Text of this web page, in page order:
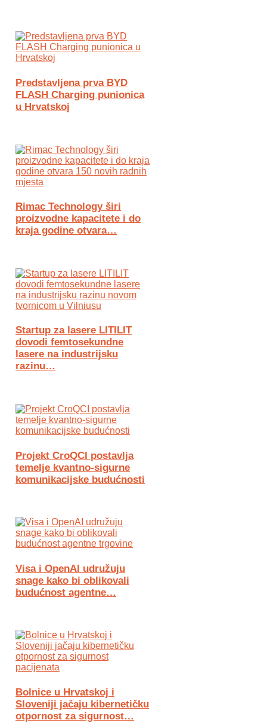
Predstavljena prva BYD
FLASH Charging punionica
u Hrvatskoj
Rimac Technology širi
proizvodne kapacitete i do
kraja godine otvara…
Startup za lasere LITILIT
dovodi femtosekundne
lasere na industrijsku
razinu…
Projekt CroQCI postavlja
temelje kvantno-sigurne
komunikacijske budućnosti
Visa i OpenAI udružuju
snage kako bi oblikovali
budućnost agentne…
Bolnice u Hrvatskoj i
Sloveniji jačaju kibernetičku
otpornost za sigurnost…